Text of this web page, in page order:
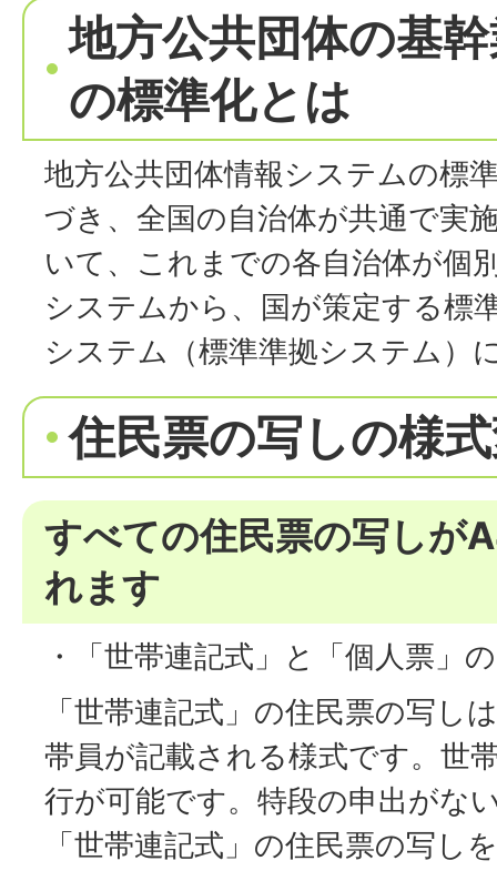
地方公共団体の基
の標準化とは
地方公共団体情報システムの標
づき、全国の自治体が共通で実
いて、これまでの各自治体が個
システムから、国が策定する標
システム（標準準拠システム）
住民票の写しの様
すべての住民票の写しが
れます
・「世帯連記式」と「個人票」
「世帯連記式」の住民票の写し
帯員が記載される様式です。世
行が可能です。特段の申出がな
「世帯連記式」の住民票の写し